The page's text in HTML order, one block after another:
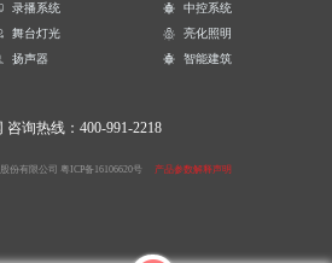
录播系统
中控系统
舞台灯光
亮化照明
扬声器
智能建筑
咨询热线：400-991-2218
份有限公司 粤ICP备16106620号 产品参数解释声明